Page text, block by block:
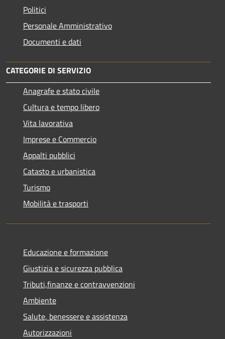
Politici
Personale Amministrativo
Documenti e dati
CATEGORIE DI SERVIZIO
Anagrafe e stato civile
Cultura e tempo libero
Vita lavorativa
Imprese e Commercio
Appalti pubblici
Catasto e urbanistica
Turismo
Mobilità e trasporti
Educazione e formazione
Giustizia e sicurezza pubblica
Tributi,finanze e contravvenzioni
Ambiente
Salute, benessere e assistenza
Autorizzazioni